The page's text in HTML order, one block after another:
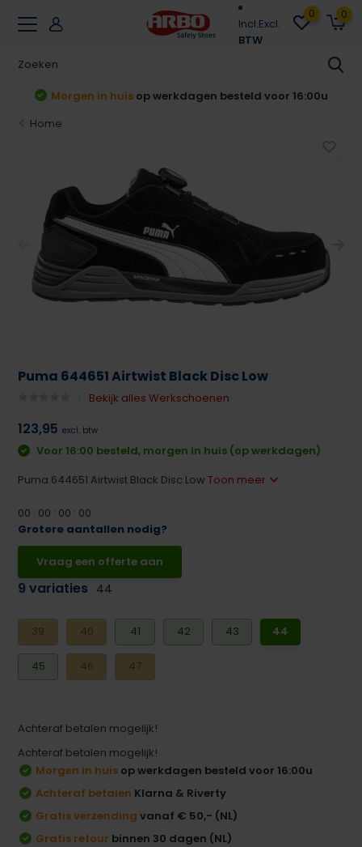
Incl.Excl.
BTW
0 0
Morgen in huis op werkdagen besteld voor 16:00u
Home
Puma 644651 Airtwist Black Disc Low
Bekijk alles Werkschoenen
123,95 excl. btw
Voor 16:00 besteld, morgen in huis (op werkdagen)
Puma 644651 Airtwist Black Disc LowToon meer
00 : 00 : 00 : 00
Grotere aantallen nodig?
Vraag een offerte aan
9 variaties 44
39 40 41 42 43 44
45 46 47
Achteraf betalen mogelijk!
Achteraf betalen mogelijk!
Morgen in huis op werkdagen besteld voor 16:00u
Achteraf betalen Klarna & Riverty
Gratis verzending vanaf € 50,- (NL)
Gratis retour binnen 30 dagen (NL)